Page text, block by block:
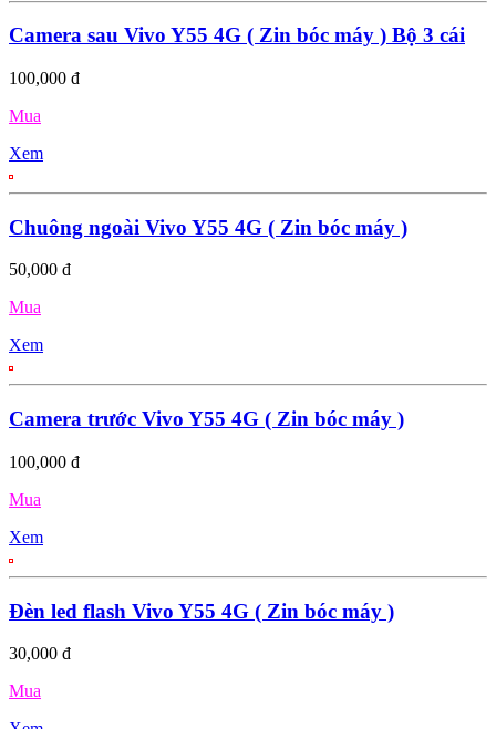
Camera sau Vivo Y55 4G ( Zin bóc máy ) Bộ 3 cái
100,000 đ
Mua
Xem
Chuông ngoài Vivo Y55 4G ( Zin bóc máy )
50,000 đ
Mua
Xem
Camera trước Vivo Y55 4G ( Zin bóc máy )
100,000 đ
Mua
Xem
Đèn led flash Vivo Y55 4G ( Zin bóc máy )
30,000 đ
Mua